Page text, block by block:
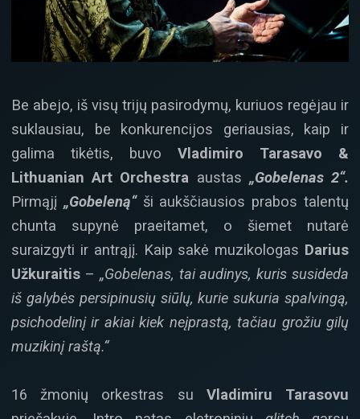
Be abejo, iš visų trijų pasirodymų, kuriuos regėjau ir
suklausiau, be konkurencijos geriausias, kaip ir
galima tikėtis, buvo Vladimiro Tarasavo &
Lithuanian Art Orchestra austas „Gobelenas 2“.
Pirmąjį „Gobeleną“ši aukščiausios prabos talentų
chunta supynė praeitamet, o šiemet nutarė
suraizgyti ir antrąjį. Kaip sakė muzikologas Darius
Užkuraitis – „Gobelenas, tai audinys, kuris susideda
iš galybės persipinusių siūlų, kurie sukuria spalvingą,
psichodelinį ir akiai kiek neįprastą, tačiau grožiu gilų
muzikinį raštą.“
16 žmonių orkestras su Vladimiru Tarasovu